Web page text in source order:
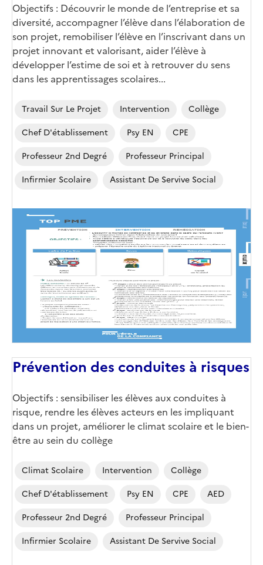
Objectifs : Découvrir le monde de l’entreprise et sa
diversité, accompagner l’élève dans l’élaboration de
son projet, remobiliser l’élève en l’inscrivant dans un
projet innovant et valorisant, aider l’élève à
développer l’estime de soi et à retrouver du sens
dans les apprentissages scolaires...
Travail Sur Le Projet Intervention
Collège
Chef D'établissement
Psy EN
CPE
Professeur 2nd Degré
Professeur Principal
Infirmier Scolaire
Assistant De Servive Social
Prévention des conduites à risques
Objectifs : sensibiliser les élèves aux conduites à
risque, rendre les élèves acteurs en les impliquant
dans un projet, améliorer le climat scolaire et le bien-
être au sein du collège
Climat Scolaire Intervention
Collège
Chef D'établissement
Psy EN CPE
AED
Professeur 2nd Degré
Professeur Principal
Infirmier Scolaire
Assistant De Servive Social